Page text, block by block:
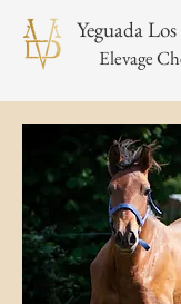
Yeguada
Elevage